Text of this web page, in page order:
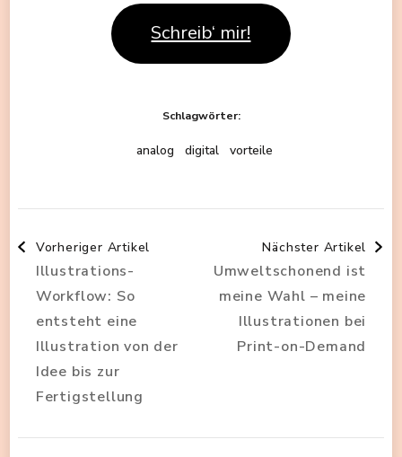
Schreib‘ mir!
Schlagwörter:
analog digital vorteile
Beitragsnavigation
Vorheriger Artikel
Illustrations-
Workflow: So
entsteht eine
Illustration von der
Idee bis zur
Fertigstellung
Nächster Artikel
Umweltschonend ist
meine Wahl – meine
Illustrationen bei
Print-on-Demand